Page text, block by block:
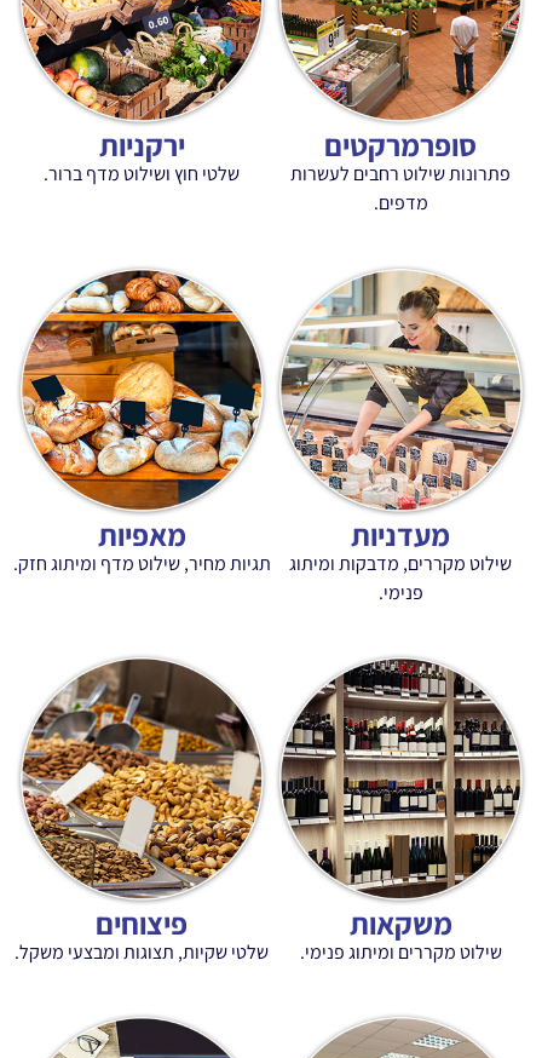
לעשרות
ירקניות
שלטי חוץ ושילוט מדף ברור.
ומיתוג
תגיות מחיר, שילוט מדף ומיתוג חזק.
פנימי. שלטי שקיות, תצוגות ומבצעי משקל.